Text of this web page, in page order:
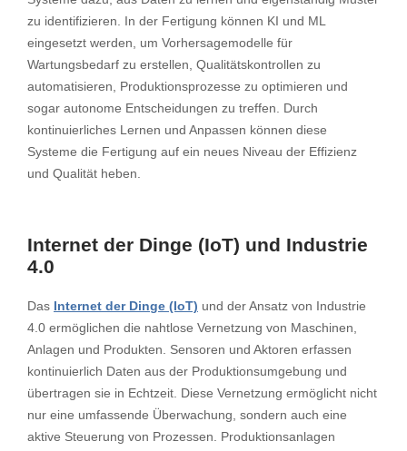
zu identifizieren. In der Fertigung können KI und ML
eingesetzt werden, um Vorhersagemodelle für
Wartungsbedarf zu erstellen, Qualitätskontrollen zu
automatisieren, Produktionsprozesse zu optimieren und
sogar autonome Entscheidungen zu treffen. Durch
kontinuierliches Lernen und Anpassen können diese
Systeme die Fertigung auf ein neues Niveau der Effizienz
und Qualität heben.
Internet der Dinge (IoT) und Industrie
4.0
Das Internet der Dinge (IoT) und der Ansatz von Industrie
4.0 ermöglichen die nahtlose Vernetzung von Maschinen,
Anlagen und Produkten. Sensoren und Aktoren erfassen
kontinuierlich Daten aus der Produktionsumgebung und
übertragen sie in Echtzeit. Diese Vernetzung ermöglicht nicht
nur eine umfassende Überwachung, sondern auch eine
aktive Steuerung von Prozessen. Produktionsanlagen